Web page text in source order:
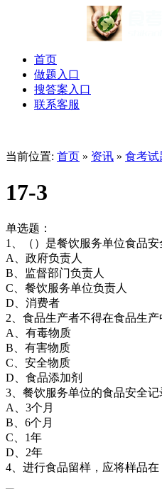
首页
做题入口
搜答案入口
联系客服
当前位置: 首页 » 资讯 » 食考试
17-3
单选题：
1、（）是餐饮服务单位食品
A、政府负责人
B、监督部门负责人
C、餐饮服务单位负责人
D、消费者
2、食品生产者不得在食品生
A、有毒物质
B、有害物质
C、安全物质
D、食品添加剂
3、餐饮服务单位的食品安全记
A、3个月
B、6个月
C、1年
D、2年
4、进行食品留样，应将样品